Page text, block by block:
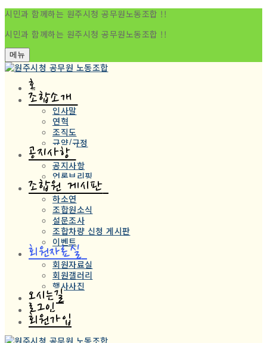
시민과 함께하는 원주시청 공무원노동조합 !!
시민과 함께하는 원주시청 공무원노동조합 !!
메뉴
홈
조합소개
인사말
연혁
조직도
규약/규정
공지사항
공지사항
언론브리핑
조합원 게시판
하소연
조합원소식
설문조사
조합차량 신청 게시판
이벤트
회원자료실
회원자료실
회원갤러리
행사사진
오시는길
로그인
회원가입